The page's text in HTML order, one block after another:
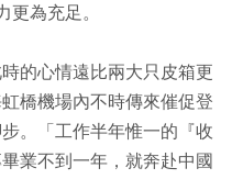
為充足。
的心情遠比兩大只皮箱更
橋機場內不時傳來催促登
。「工作半年惟一的『收
業不到一年，就奔赴中國